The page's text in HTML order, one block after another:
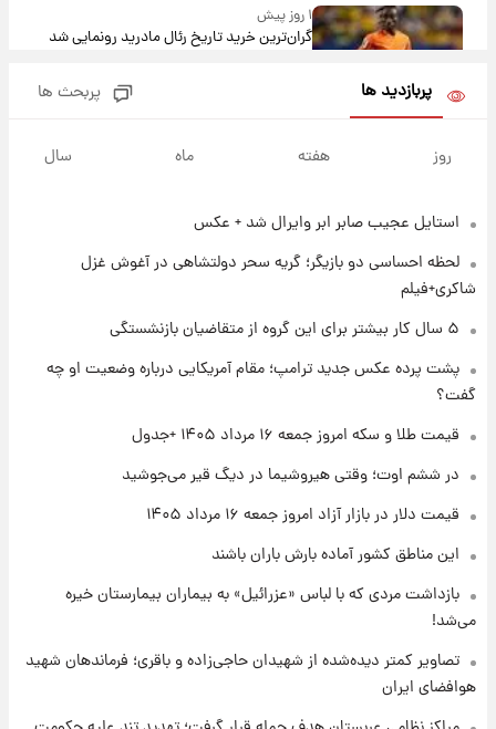
۱ روز پیش
گران‌ترین خرید تاریخ رئال مادرید رونمایی شد
روزها پربارش‌تر خواهند بود؟
۱ روز پیش
شد؛ تیکدری، محبی و سرگیف با اعداد ویژه
۱ روز پیش
شد+فیلم
۱ روز پیش
امروز پنجشنبه ۱۵ مرداد ۱۴۰۵ +جدول
قیمت طلا و سکه امروز پنجشنبه ۱۵ مرداد ۱۴۰۵
شارژ جدید کالابرگ برای سه دهک؛ جزئیات اعلام
پربازدید ها پربحث ها
روز هفته ماه سال
استایل عجیب صابر ابر وایرال شد + عکس
لحظه احساسی دو بازیگر؛ گریه سحر دولتشاهی در آغوش غزل
شاکری+فیلم
۵ سال کار بیشتر برای این گروه از متقاضیان بازنشستگی
پشت پرده عکس جدید ترامپ؛ مقام آمریکایی درباره وضعیت او چه
گفت؟
قیمت طلا و سکه امروز جمعه ۱۶ مرداد ۱۴۰۵ +جدول
در ششم اوت؛ وقتی هیروشیما در دیگ قیر می‌جوشید
قیمت دلار در بازار آزاد امروز جمعه ۱۶ مرداد ۱۴۰۵
این مناطق کشور آماده بارش باران باشند
بازداشت مردی که با لباس «عزرائیل» به بیماران بیمارستان خیره
می‌شد!
تصاویر کمتر دیده‌شده از شهیدان حاجی‌زاده و باقری؛ فرماندهان شهید
هوافضای ایران